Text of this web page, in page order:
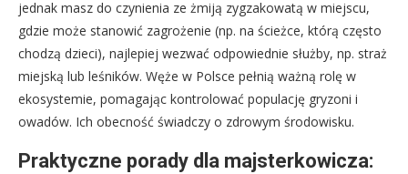
jednak masz do czynienia ze żmiją zygzakowatą w miejscu,
gdzie może stanowić zagrożenie (np. na ścieżce, którą często
chodzą dzieci), najlepiej wezwać odpowiednie służby, np. straż
miejską lub leśników. Węże w Polsce pełnią ważną rolę w
ekosystemie, pomagając kontrolować populację gryzoni i
owadów. Ich obecność świadczy o zdrowym środowisku.
Praktyczne porady dla majsterkowicza: